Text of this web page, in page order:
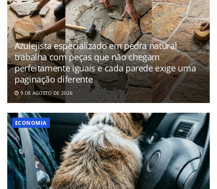
Azulejista especializado em pedra natural
trabalha com peças que não chegam
perfeitamente iguais e cada parede exige uma
paginação diferente
9 DE AGOSTO DE 2026
ECONOMIA